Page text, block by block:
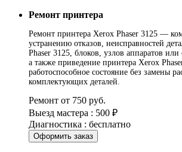
Ремонт принтера
Ремонт принтера Xerox Phaser 3125 —
устранению отказов, неисправностей
Phaser 3125, блоков, узлов аппаратов или
а также приведение принтера Xerox
работоспособное состояние без замены
комплектующих деталей.
Ремонт от 750 руб.
Выезд мастера : 500 ₽
Диагностика : бесплатно
Оформить заказ